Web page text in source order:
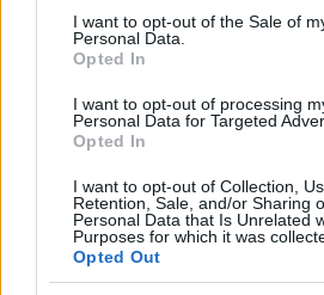
consent section.
I want to opt-out of the Sale of
Personal Data.
Opted In
I want to opt-out of processing
Personal Data for Targeted
Opted In
I want to opt-out of Collection,
Retention, Sale, and/or Sharing
Personal Data that Is Unrelated
Purposes for which it was
Opted Out
Η ΣΤΗΛΗ ΜΑΣ